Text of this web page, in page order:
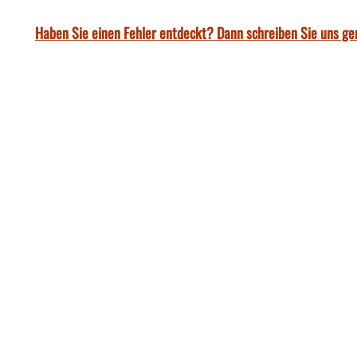
Haben Sie einen Fehler entdeckt? Dann schreiben Sie uns